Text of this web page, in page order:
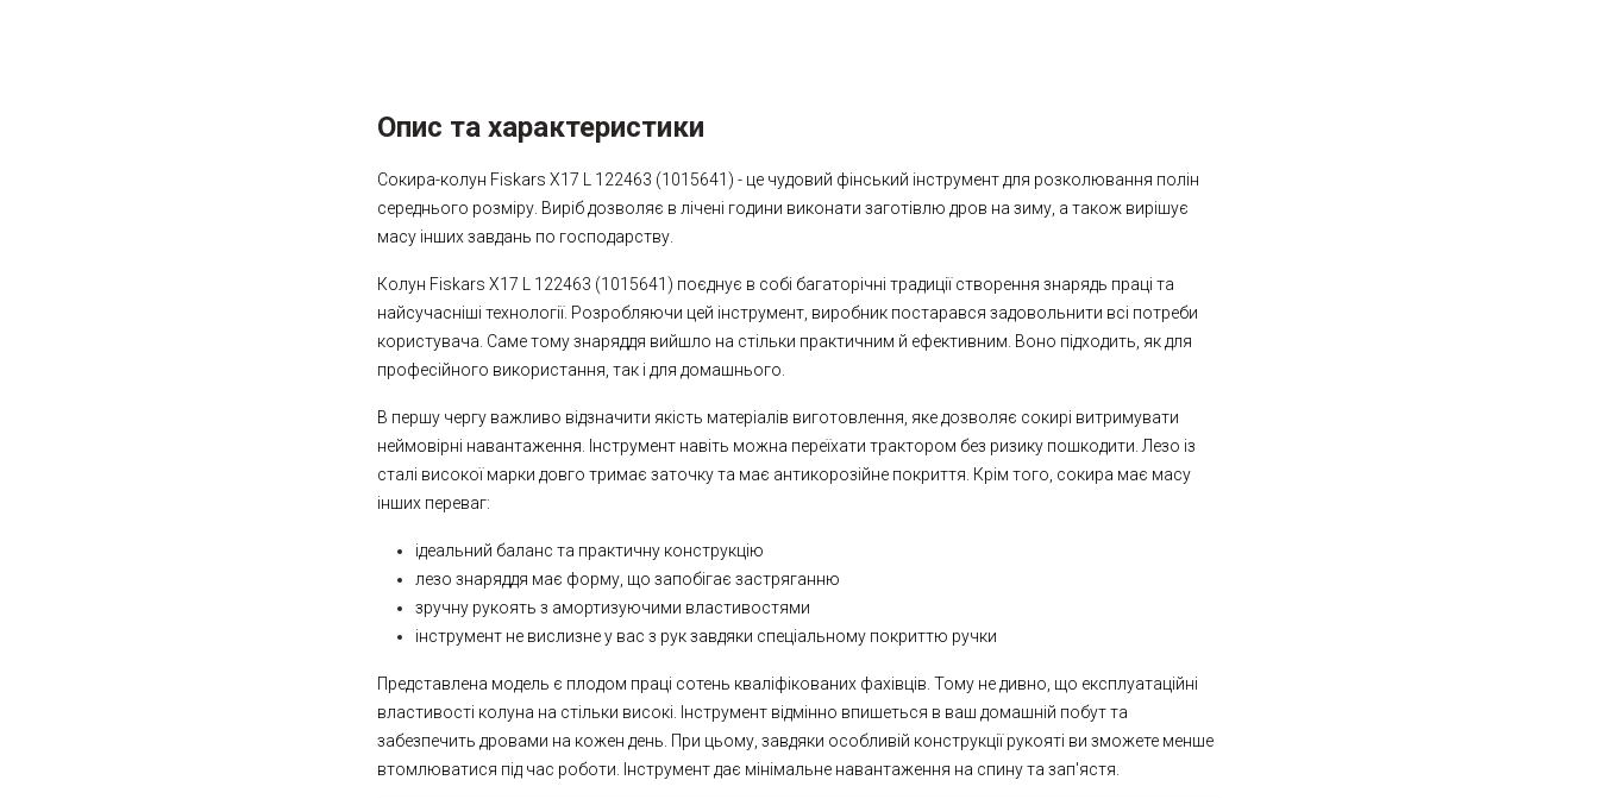
Опис та характеристики
Сокира-колун Fiskars X17 L 122463 (1015641) - це чудовий фінський інструмент для розколювання полін
середнього розміру. Виріб дозволяє в лічені години виконати заготівлю дров на зиму, а також вирішує
масу інших завдань по господарству.
Колун Fiskars X17 L 122463 (1015641) поєднує в собі багаторічні традиції створення знарядь праці та
найсучасніші технології. Розробляючи цей інструмент, виробник постарався задовольнити всі потреби
користувача. Саме тому знаряддя вийшло на стільки практичним й ефективним. Воно підходить, як для
професійного використання, так і для домашнього.
В першу чергу важливо відзначити якість матеріалів виготовлення, яке дозволяє сокирі витримувати
неймовірні навантаження. Інструмент навіть можна переїхати трактором без ризику пошкодити. Лезо із
сталі високої марки довго тримає заточку та має антикорозійне покриття. Крім того, сокира має масу
інших переваг:
ідеальний баланс та практичну конструкцію
лезо знаряддя має форму, що запобігає застряганню
зручну рукоять з амортизуючими властивостями
інструмент не вислизне у вас з рук завдяки спеціальному покриттю ручки
Представлена модель є плодом праці сотень кваліфікованих фахівців. Тому не дивно, що експлуатаційні
властивості колуна на стільки високі. Інструмент відмінно впишеться в ваш домашній побут та
забезпечить дровами на кожен день. При цьому, завдяки особливій конструкції рукояті ви зможете менше
втомлюватися під час роботи. Інструмент дає мінімальне навантаження на спину та зап'ястя.